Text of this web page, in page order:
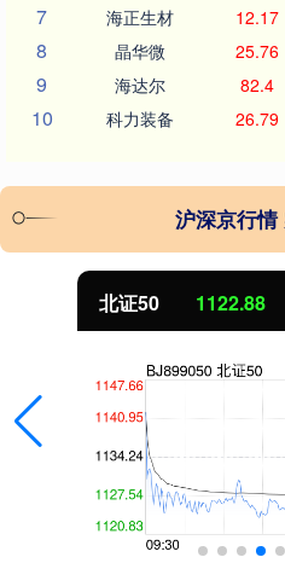
7 海正生材 12.17
8 晶华微 25.76
9 海达尔 82.4
10 科力装备 26.79
沪深京行情
北证50 1122.88